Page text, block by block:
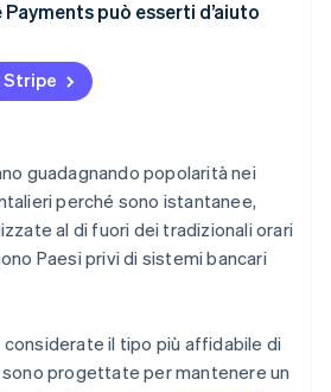
è reale
risolvere?
grado di utilizzarle?
conformi alle normative dove
già in uso?
può esserti d’aiuto
Stripe
guadagnando popolarità nei
perché sono istantanee,
al di fuori dei tradizionali orari
Paesi privi di sistemi bancari
considerate il tipo più affidabile di
progettate per mantenere un